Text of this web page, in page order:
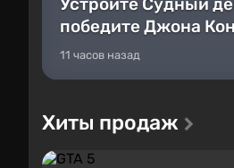
Устройте Судный
победите Джона
11 часов назад
Хиты продаж